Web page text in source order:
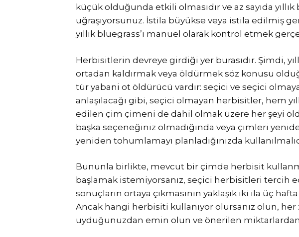
küçük olduğunda etkili olmasıdır ve az sayıda
uğraşıyorsunuz. İstila büyükse veya istila edilmiş
yıllık bluegrass’ı manuel olarak kontrol etmek
Herbisitlerin devreye girdiği yer burasıdır. Şimdi,
ortadan kaldırmak veya öldürmek söz konusu
tür yabani ot öldürücü vardır: seçici ve seçici
anlaşılacağı gibi, seçici olmayan herbisitler, hem
edilen çim çimeni de dahil olmak üzere her şeyi
başka seçeneğiniz olmadığında veya çimleri
yeniden tohumlamayı planladığınızda
Bununla birlikte, mevcut bir çimde herbisit
başlamak istemiyorsanız, seçici herbisitleri tercih
sonuçların ortaya çıkmasının yaklaşık iki ila üç
Ancak hangi herbisiti kullanıyor olursanız olun,
uyduğunuzdan emin olun ve önerilen miktarlardan